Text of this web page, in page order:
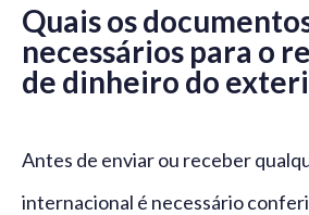
Quais os
necessários para o
de dinheiro do
Antes de enviar ou receber
internacional é necessário